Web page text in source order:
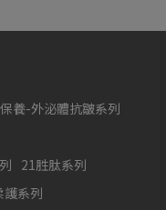
養-外泌體抗皺系列
21胜肽系列
護系列